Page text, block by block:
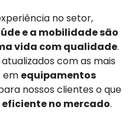
no setor,
e a mobilidade são
vida com qualidade.
com as mais
em equipamentos
nossos clientes o que
eficiente no mercado.